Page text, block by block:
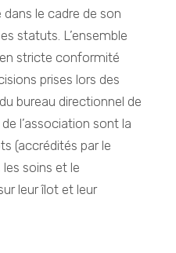
le cadre de son
statuts. L’ensemble
stricte conformité
prises lors des
bureau directionnel de
l’association sont la
(accrédités par le
soins et le
leur îlot et leur